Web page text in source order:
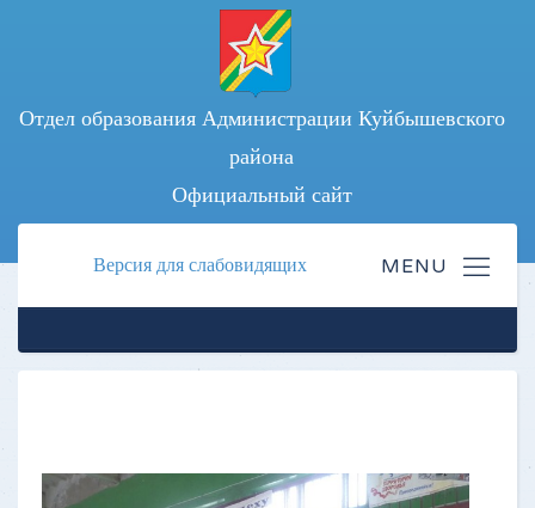
Отдел образования Администрации Куйбышевского
района
Официальный сайт
Версия для слабовидящих